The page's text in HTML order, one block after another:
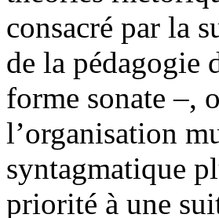
consacré par la
de la pédagogie
forme sonate –,
l’organisation
syntagmatique
priorité à une